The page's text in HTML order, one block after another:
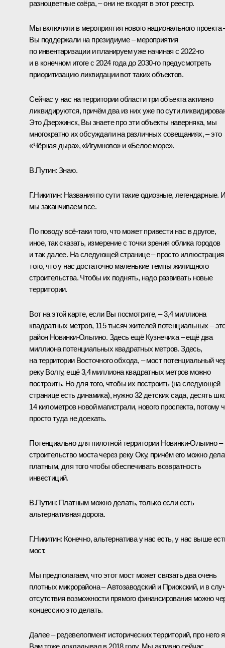
разноцветные озёра, – они не входят в этот реестр.
Мы включили в мероприятия нового национального проекта
Вы поддержали на президиуме – мероприятия
по инвентаризации и планируем уже начиная с 2022-го
и в конечном итоге с 2024 года до 2030-го предусмотреть
приоритизацию ликвидации вот таких объектов.
Сейчас у нас на территории области три объекта активно
ликвидируются, причём два из них уже по сути
Это Дзержинск, Вы знаете про эти объекты наверняка, мы
многократно их обсуждали на различных совещаниях, – это
«Чёрная дыра», «Игумново» и «Белое море».
В.Путин: Знаю.
Г.Никитин: Названия по сути такие одиозные, легендарные.
мы заканчиваем все.
По поводу всё-таки того, что может привести нас в другое,
иное, так сказать, измерение с точки зрения облика городов
и так далее. На следующей странице – просто иллюстрация
того, что у нас достаточно маленькие темпы жилищного
строительства. Чтобы их поднять, надо развивать новые
территории.
Вот на этой карте, если Вы посмотрите, – 3,4 миллиона
квадратных метров, 115 тысяч жителей потенциальных –
район Новинки-Ольгино. Здесь ещё Кузнечиха – ещё два
миллиона потенциальных квадратных метров. Здесь,
на территории Восточного обхода, – мост потенциальный
реку Волгу, ещё 3,4 миллиона квадратных метров можно
построить. Но для того, чтобы их построить (на следующей
странице есть динамика), нужно 32 детских сада, десять
14 километров новой магистрали, нового проспекта, потому
просто туда не доехать.
Потенциально для пилотной территории Новинки-Ольгино –
строительство моста через реку Оку, причём его можно
платным, для того чтобы обеспечивать возвратность
инвестиций.
В.Путин: Платным можно делать, только если есть
альтернативная дорога.
Г.Никитин: Конечно, альтернатива у нас есть, у нас выше
мост.
Мы предполагаем, что этот мост может связать два очень
плотных микрорайона – Автозаводский и Приокский, и в
отсутствия возможности прямого финансирования можно
концессию это делать.
Далее – редевелопмент исторических территорий, про него я
Вам тоже докладывал в 2018 году. Мы активно сейчас